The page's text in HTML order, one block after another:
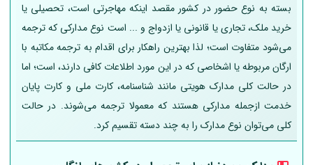
بسته به نوع حضور در کشور مقصد اینکه مهاجرتی است، تحصیلی یا
خرید ملک، تجاری یا قانونی یا ازدواج و ... است نوع مدارکی که ترجمه
می‌شود متفاوت است؛ لذا بهترین راهکار برای اقدام به ترجمه مکاتبه با
ارگان مربوطه یا اشخاصی که در این مورد اطلاعات کافی دارند، است؛ اما
در حالت کلی مدارک هویتی مانند شناسنامه، کارت ملی و کارت پایان
خدمت ازجمله مدارکی هستند که معمولا ترجمه می‌شوند. در حالت
کلی می‌توان نوع مدارک را به چند دسته تقسیم کرد.